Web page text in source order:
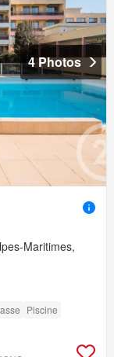
4 Photos
Maritimes,
Piscine